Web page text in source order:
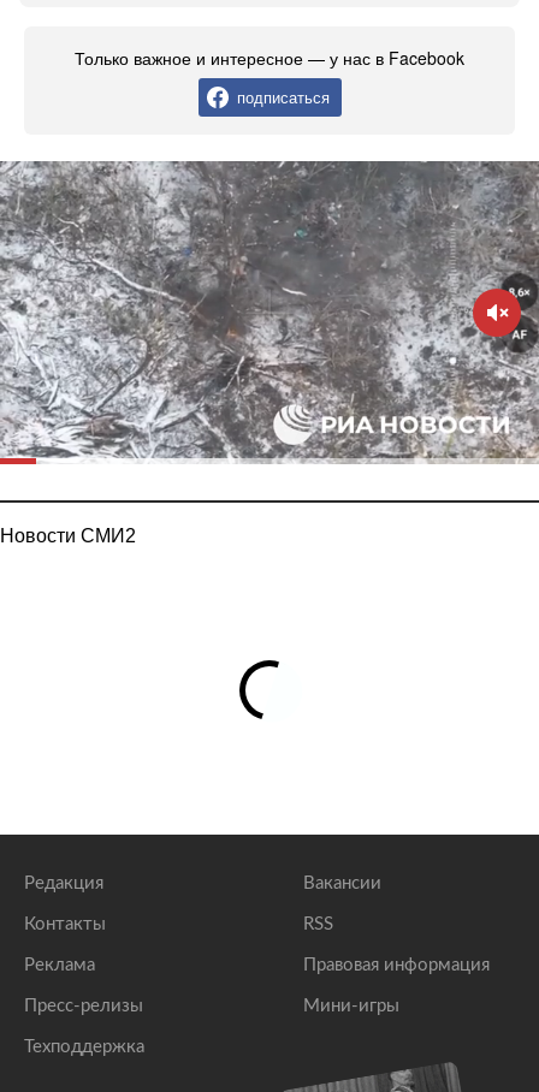
Только важное и интересное — у нас в Facebook
подписаться
Новости СМИ2
Редакция
Контакты
Реклама
Пресс-релизы
Техподдержка
Вакансии
RSS
Правовая информация
Мини-игры